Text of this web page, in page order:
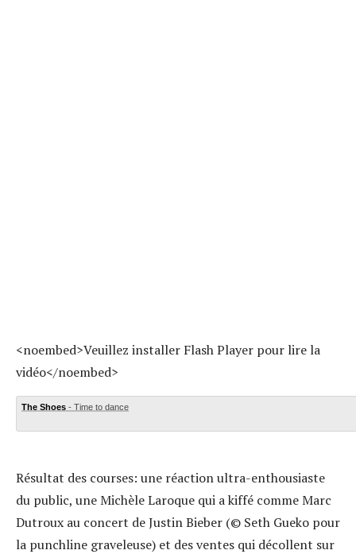
<noembed>Veuillez installer Flash Player pour lire la
vidéo</noembed>
The Shoes - Time to dance
Résultat des courses: une réaction ultra-enthousiaste
du public, une Michèle Laroque qui a kiffé comme Marc
Dutroux au concert de Justin Bieber (© Seth Gueko pour
la punchline graveleuse) et des ventes qui décollent sur